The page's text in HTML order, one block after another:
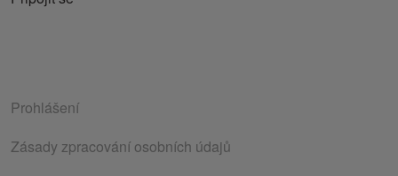
Prohlášení
Zásady zpracování osobních údajů